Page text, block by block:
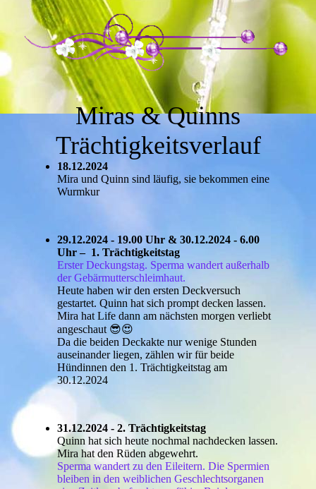
Miras & Quinns
Trächtigkeitsverlauf
18.12.2024
Mira und Quinn sind läufig, sie bekommen eine
Wurmkur
29.12.2024 - 19.00 Uhr & 30.12.2024 - 6.00
Uhr– 1. Trächtigkeitstag
Erster Deckungstag. Sperma wandert außerhalb
der Gebärmutterschleimhaut.
Heute haben wir den ersten Deckversuch
gestartet. Quinn hat sich prompt decken lassen.
Mira hat Life dann am nächsten morgen verliebt
angeschaut 😎😍
Da die beiden Deckakte nur wenige Stunden
auseinander liegen, zählen wir für beide
Hündinnen den 1. Trächtigkeitstag am
30.12.2024
31.12.2024 - 2. Trächtigkeitstag
Quinn hat sich heute nochmal nachdecken lassen.
Mira hat den Rüden abgewehrt.
Sperma wandert zu den Eileitern. Die Spermien
bleiben in den weiblichen Geschlechtsorganen